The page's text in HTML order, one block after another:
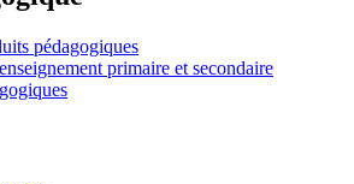
pédagogiques
primaire et secondaire